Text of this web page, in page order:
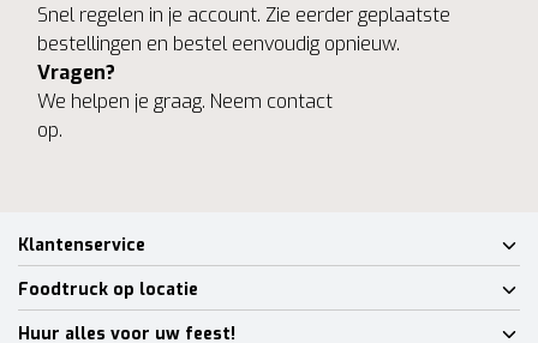
Snel regelen in je account. Zie eerder geplaatste
bestellingen en bestel eenvoudig opnieuw.
Vragen?
We helpen je graag. Neem contact
op.
Klantenservice
Foodtruck op locatie
Huur alles voor uw feest!